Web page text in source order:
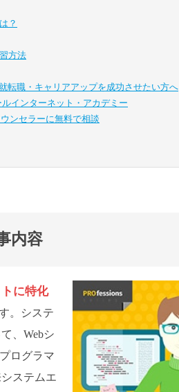
？
方法
転職・キャリアアップを成功させたい方へ
ルインターネット・アカデミー
ンセラーに無料で相談
内容
に特化
。システ
、Webシ
ログラマ
ステムエ